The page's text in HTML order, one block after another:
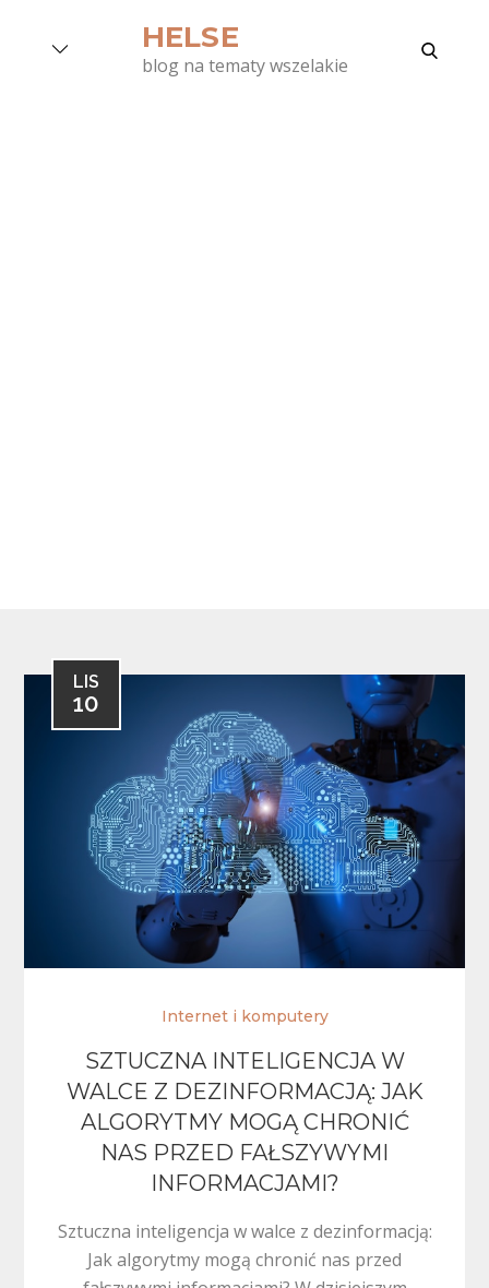
HELSE
blog na tematy wszelakie
search
LIS
10
Internet i komputery
SZTUCZNA INTELIGENCJA W
WALCE Z DEZINFORMACJĄ: JAK
ALGORYTMY MOGĄ CHRONIĆ
NAS PRZED FAŁSZYWYMI
INFORMACJAMI?
Sztuczna inteligencja w walce z dezinformacją:
Jak algorytmy mogą chronić nas przed